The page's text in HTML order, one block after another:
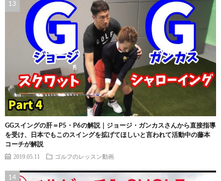
GGスイングの肝＝P5・P6の解説｜ジョージ・ガンカスさんから直接指導
を受け、日本でもこのスイングを拡げてほしいと言われて活動中の藤本
コーチが解説
2019.05.11 ゴルフのレッスン動画